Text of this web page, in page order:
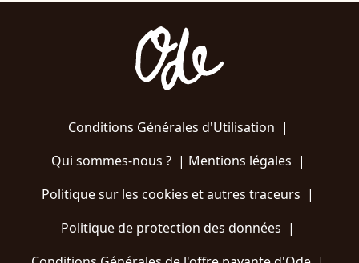
Conditions Générales d'Utilisation |
Qui sommes-nous ?| Mentions légales |
Politique sur les cookies et autres traceurs |
Politique de protection des données |